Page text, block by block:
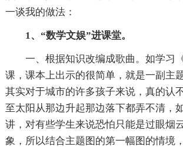
一谈我的做法：
1、“数学文娱”进课堂。
一、根据知识改编成歌曲。如学习
课，课本上出示的很简单，就是一副主
其实对于城市的许多孩子来说，真的认
至太阳从那边升起那边落下都弄不清，
讲，对有些学生来说恐怕只能是过眼烟
象，所以结合主题图的第一幅图的情境